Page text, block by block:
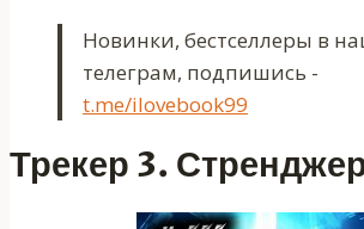
Новинки, бестселлеры в
телеграм, подпишись -
t.me/ilovebook99
Трекер 3.